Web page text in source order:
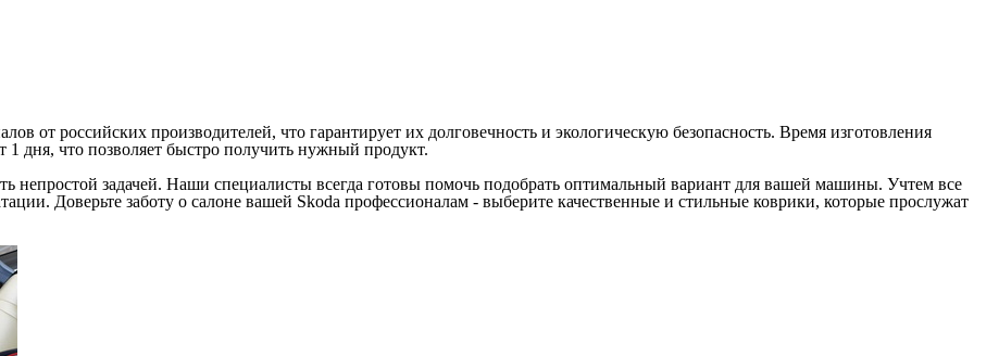
обеспечивающий чистоту и комфорт в салоне вашего автомобиля. Наша компания специализируется на производстве
Skoda. С опытом работы более 10 лет мы гарантируем отличное качество и точное соответствие размеров.